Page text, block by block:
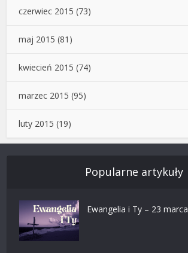
czerwiec 2015 (73)
maj 2015 (81)
kwiecień 2015 (74)
marzec 2015 (95)
luty 2015 (19)
Popularne artykuły
Ewangelia i Ty – 23 marca